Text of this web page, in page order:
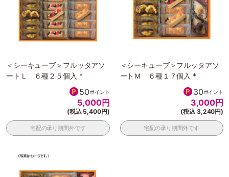
＜シーキューブ＞フルッタアソ
ートＬ ６種２５個入 *
50ポイント
5,000円
(税込 5,400円)
宅配の承り期間外です
＜シーキューブ＞フルッタアソ
ートＭ ６種１７個入 *
30ポイント
3,000円
(税込 3,240円)
宅配の承り期間外です